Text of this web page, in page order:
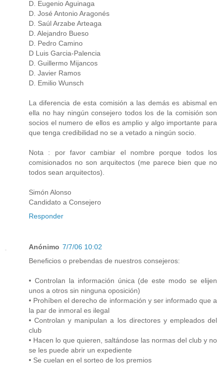
D. Eugenio Aguinaga
D. José Antonio Aragonés
D. Saúl Arzabe Arteaga
D. Alejandro Bueso
D. Pedro Camino
D Luis Garcia-Palencia
D. Guillermo Mijancos
D. Javier Ramos
D. Emilio Wunsch
La diferencia de esta comisión a las demás es abismal en
ella no hay ningún consejero todos los de la comisión son
socios el numero de ellos es amplio y algo importante para
que tenga credibilidad no se a vetado a ningún socio.
Nota : por favor cambiar el nombre porque todos los
comisionados no son arquitectos (me parece bien que no
todos sean arquitectos).
Simón Alonso
Candidato a Consejero
Responder
Anónimo 7/7/06 10:02
Beneficios o prebendas de nuestros consejeros:
• Controlan la información única (de este modo se elijen
unos a otros sin ninguna oposición)
• Prohíben el derecho de información y ser informado que a
la par de inmoral es ilegal
• Controlan y manipulan a los directores y empleados del
club
• Hacen lo que quieren, saltándose las normas del club y no
se les puede abrir un expediente
• Se cuelan en el sorteo de los premios